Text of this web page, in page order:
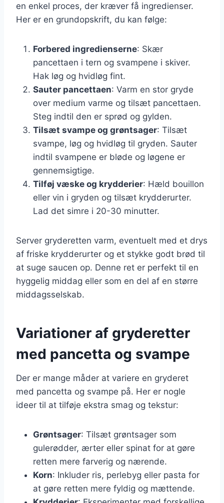
en enkel proces, der kræver få ingredienser.
Her er en grundopskrift, du kan følge:
Forbered ingredienserne: Skær
pancettaen i tern og svampene i skiver.
Hak løg og hvidløg fint.
Sauter pancettaen: Varm en stor gryde
over medium varme og tilsæt pancettaen.
Steg indtil den er sprød og gylden.
Tilsæt svampe og grøntsager: Tilsæt
svampe, løg og hvidløg til gryden. Sauter
indtil svampene er bløde og løgene er
gennemsigtige.
Tilføj væske og krydderier: Hæld bouillon
eller vin i gryden og tilsæt krydderurter.
Lad det simre i 20-30 minutter.
Server gryderetten varm, eventuelt med et drys
af friske krydderurter og et stykke godt brød til
at suge saucen op. Denne ret er perfekt til en
hyggelig middag eller som en del af en større
middagsselskab.
Variationer af gryderetter
med pancetta og svampe
Der er mange måder at variere en gryderet
med pancetta og svampe på. Her er nogle
ideer til at tilføje ekstra smag og tekstur:
Grøntsager: Tilsæt grøntsager som
gulerødder, ærter eller spinat for at gøre
retten mere farverig og nærende.
Korn: Inkluder ris, perlebyg eller pasta for
at gøre retten mere fyldig og mættende.